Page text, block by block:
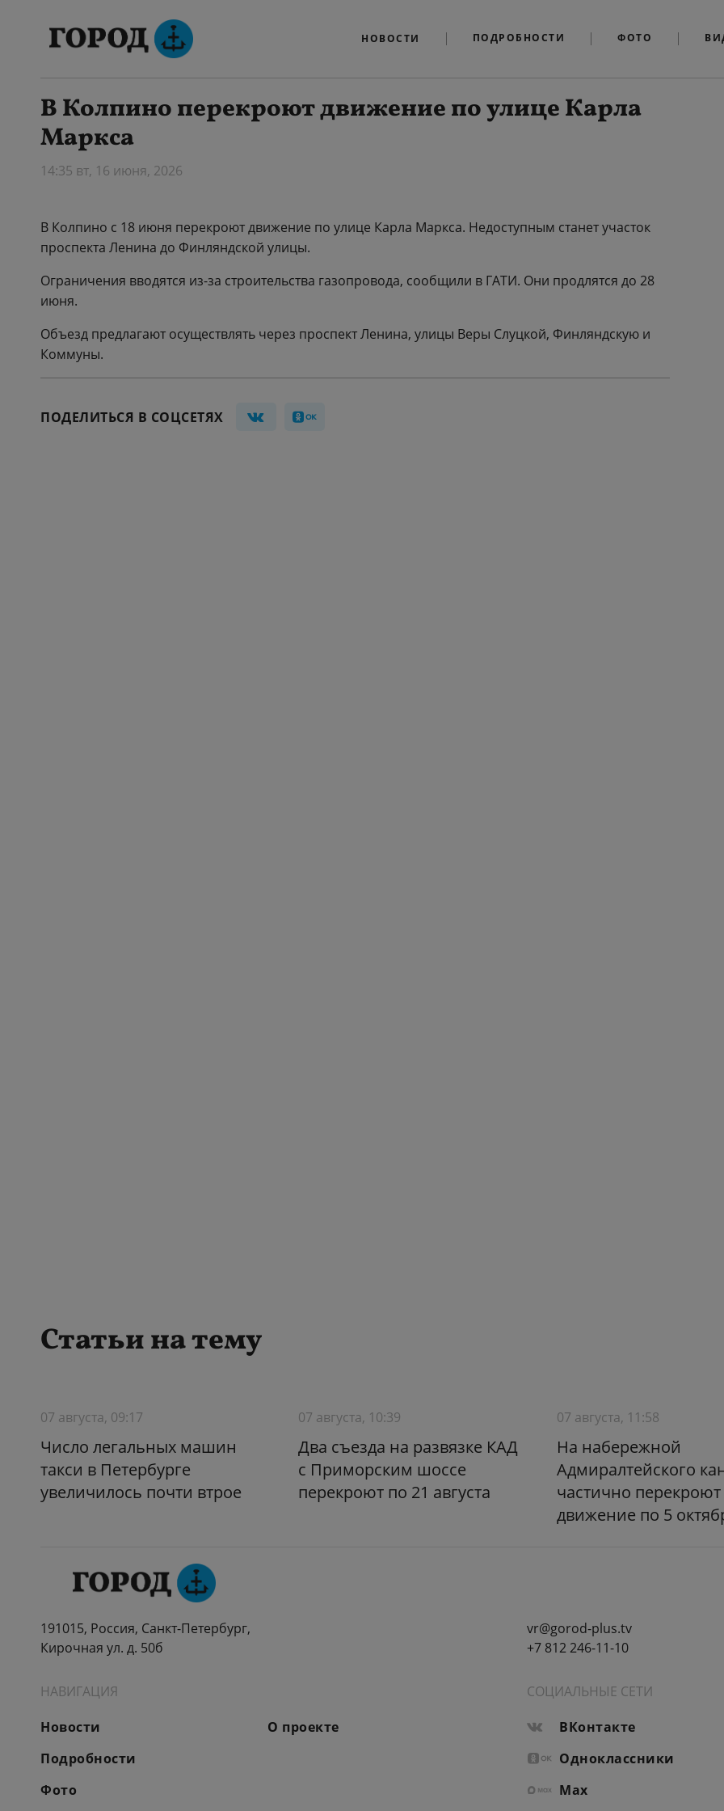
НОВОСТИ ПОДРОБНОСТИ ФОТО
В Колпино перекроют движение по улице Карла
Маркса
14:35 вт, 16 июня, 2026
В Колпино с 18 июня перекроют движение по улице Карла Маркса. Недоступным станет участок
проспекта Ленина до Финляндской улицы.
Ограничения вводятся из-за строительства газопровода, сообщили в ГАТИ. Они продлятся до 28
июня.
Объезд предлагают осуществлять через проспект Ленина, улицы Веры Слуцкой, Финляндскую и
Коммуны.
ПОДЕЛИТЬСЯ В СОЦСЕТЯХ
Статьи на тему
07 августа, 09:17
Число легальных машин
такси в Петербурге
увеличилось почти втрое
07 августа, 10:39
Два съезда на развязке КАД
с Приморским шоссе
перекроют по 21 августа
07 августа, 11:58
На набережной
Адмиралтейского
частично перекроют
движение по 5
191015, Россия, Санкт-Петербург,
Кирочная ул. д. 50б
vr@gorod-plus.tv
+7 812 246-11-10
НАВИГАЦИЯ
Новости
Подробности
Фото
О проекте
СОЦИАЛЬНЫЕ СЕТИ
ВКонтакте
Одноклассники
Max